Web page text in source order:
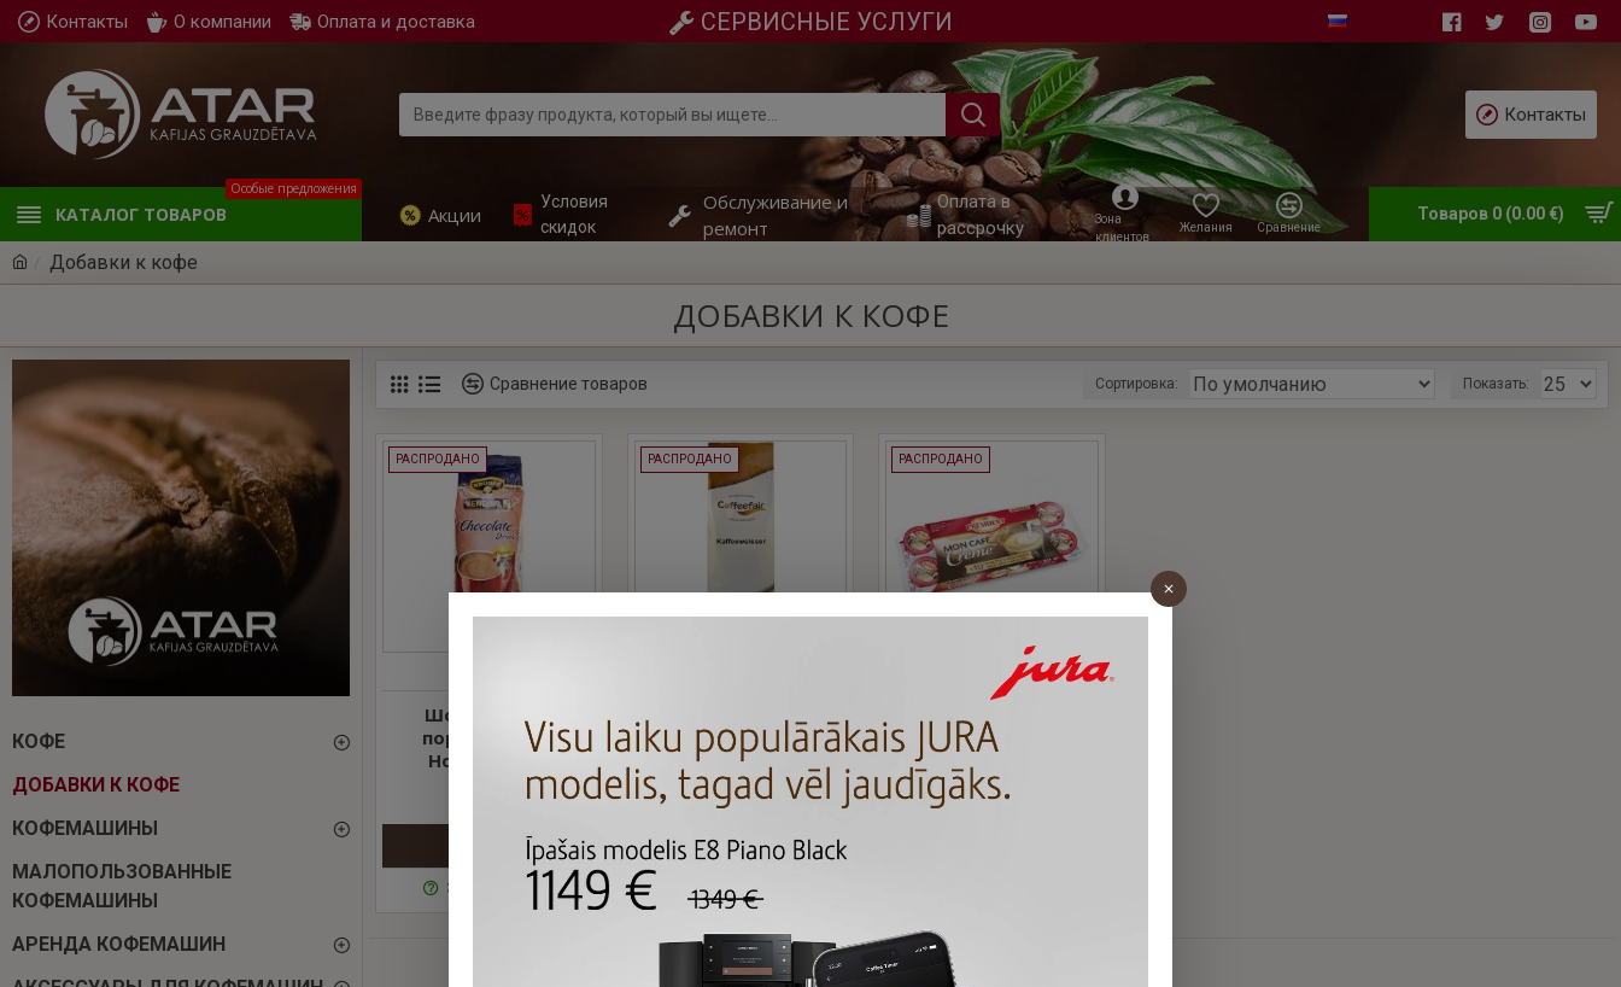
Контакты О компании Оплата и доставка СЕРВИСНЫЕ УСЛУГИ
Контакты
КАТАЛОГ ТОВАРОВ
Особые предложения
Акции
Условия
скидок
Обслуживание и
ремонт
Оплата в
рассрочку
Зона
клиентов
Желания Сравнение
Товаров 0 (0.00 €)
Добавки к кофе
ДОБАВКИ К КОФЕ
КОФЕ
ДОБАВКИ К КОФЕ
КОФЕМАШИНЫ
MАЛОПОЛЬЗОВАННЫЕ
КОФЕМАШИНЫ
АРЕНДА КОФЕМАШИН
Сравнение товаров Сортировка: Показать:
РАСПРОДАНО
Шоколадный
порошок "Van
Houten", 1 кг
Задать вопрос
РАСПРОДАНО
Сухие сливки CAROMA
CEBE, 1 кг
7.78 €
Задать вопрос
РАСПРОДАНО
0004
Сливки для кофе
PRESIDENT 10x9.8 г
9.85 €
Вы достигли конца списка товаров.